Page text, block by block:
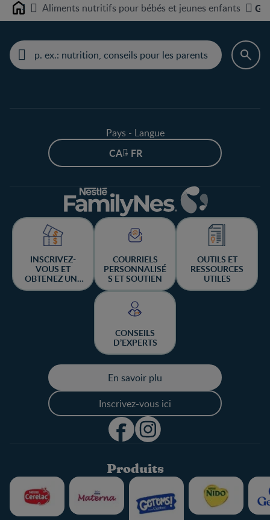
Home Aliments nutritifs pour bébés et jeunes enfants
Pays - Langue
CA - FR
INSCRIVEZ-
VOUS ET
OBTENEZ UNE
CHANCE DE
COURRIELS
PERSONNALISÉ
S ET SOUTIEN
OUTILS ET
RESSOURCES
UTILES
CONSEILS
D’EXPERTS
En savoir plu
Inscrivez-vous ici
Produits